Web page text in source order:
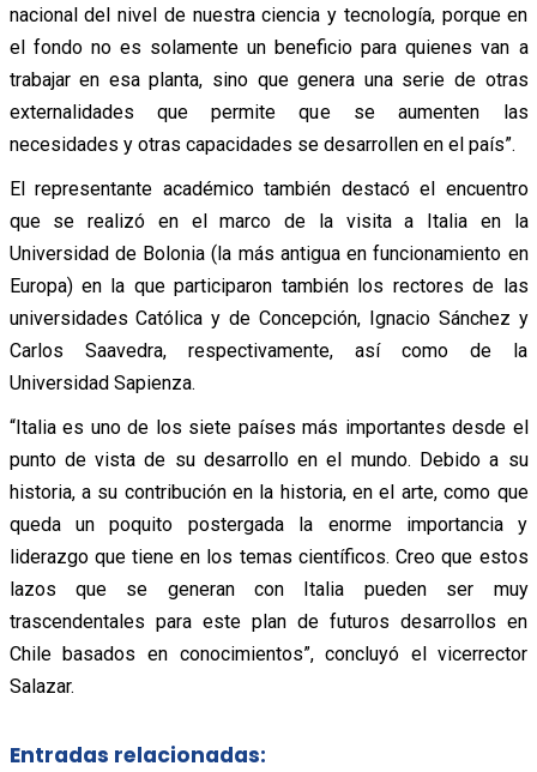
nacional del nivel de nuestra ciencia y tecnología, porque en
el fondo no es solamente un beneficio para quienes van a
trabajar en esa planta, sino que genera una serie de otras
externalidades que permite que se aumenten las
necesidades y otras capacidades se desarrollen en el país”.
El representante académico también destacó el encuentro
que se realizó en el marco de la visita a Italia en la
Universidad de Bolonia (la más antigua en funcionamiento en
Europa) en la que participaron también los rectores de las
universidades Católica y de Concepción, Ignacio Sánchez y
Carlos Saavedra, respectivamente, así como de la
Universidad Sapienza.
“Italia es uno de los siete países más importantes desde el
punto de vista de su desarrollo en el mundo. Debido a su
historia, a su contribución en la historia, en el arte, como que
queda un poquito postergada la enorme importancia y
liderazgo que tiene en los temas científicos. Creo que estos
lazos que se generan con Italia pueden ser muy
trascendentales para este plan de futuros desarrollos en
Chile basados en conocimientos”, concluyó el vicerrector
Salazar.
Entradas relacionadas: